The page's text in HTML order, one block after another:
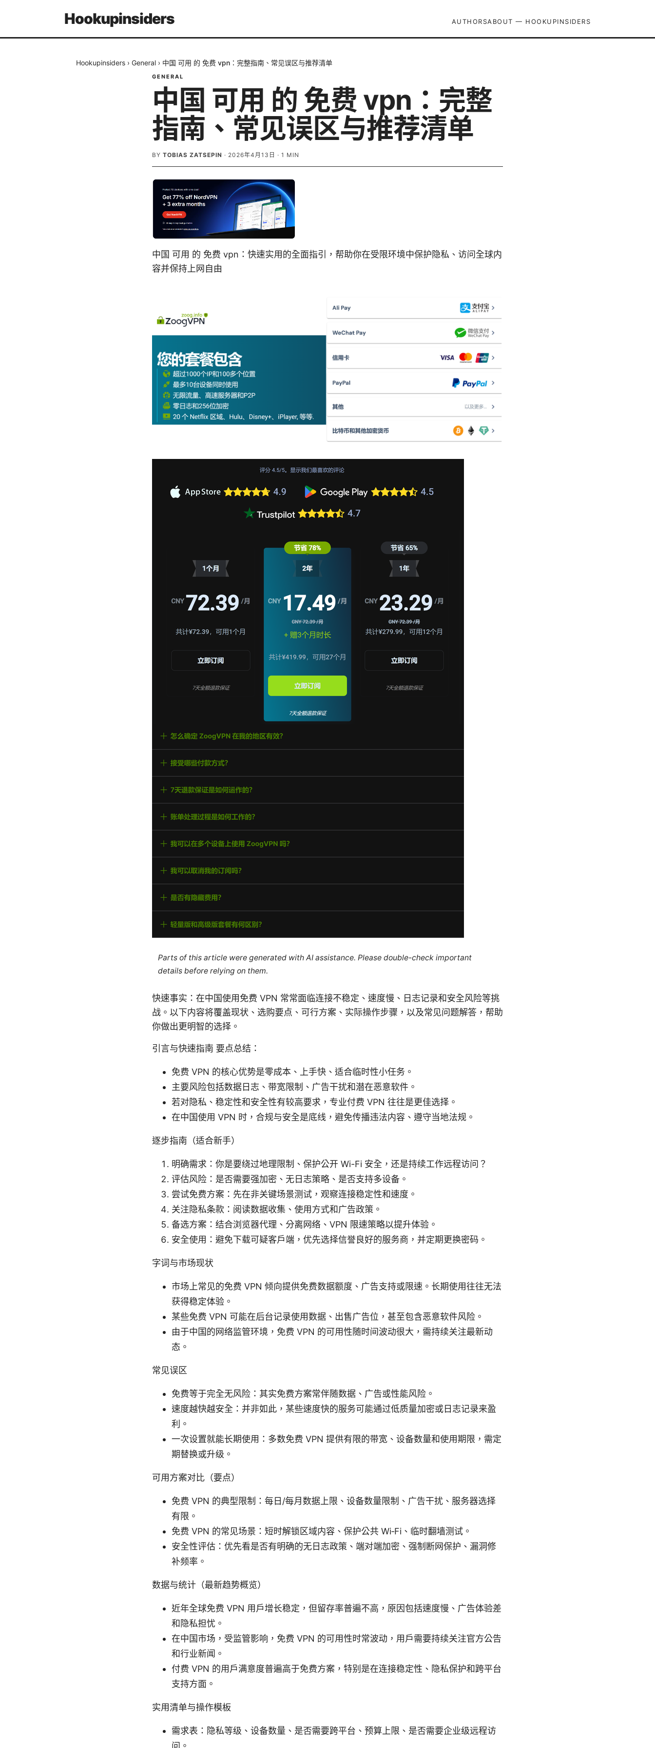
Hookupinsiders AUTHORSABOUT — HOOKUPINSIDERS
Hookupinsiders › General › 中国 可用 的 免费 vpn：完整指南、常见误区与推荐清单
GENERAL
中国 可用 的 免费 vpn：完整
指南、常见误区与推荐清单
BY TOBIAS ZATSEPIN · 2026年4月13日 · 1 MIN
中国 可用 的 免费 vpn：快速实用的全面指引，帮助你在受限环境中保护隐私、访问全球内
容并保持上网自由
Parts of this article were generated with AI assistance. Please double-check important
details before relying on them.
快速事实：在中国使用免费 VPN 常常面临连接不稳定、速度慢、日志记录和安全风险等挑
战。以下内容将覆盖现状、选购要点、可行方案、实际操作步骤，以及常见问题解答，帮助
你做出更明智的选择。
引言与快速指南 要点总结：
免费 VPN 的核心优势是零成本、上手快、适合临时性小任务。
主要风险包括数据日志、带宽限制、广告干扰和潜在恶意软件。
若对隐私、稳定性和安全性有较高要求，专业付费 VPN 往往是更佳选择。
在中国使用 VPN 时，合规与安全是底线，避免传播违法内容、遵守当地法规。
逐步指南（适合新手）
明确需求：你是要绕过地理限制、保护公开 Wi-Fi 安全，还是持续工作远程访问？
评估风险：是否需要强加密、无日志策略、是否支持多设备。
尝试免费方案：先在非关键场景测试，观察连接稳定性和速度。
关注隐私条款：阅读数据收集、使用方式和广告政策。
备选方案：结合浏览器代理、分离网络、VPN 限速策略以提升体验。
安全使用：避免下载可疑客户端，优先选择信誉良好的服务商，并定期更换密码。
字词与市场现状
市场上常见的免费 VPN 倾向提供免费数据额度、广告支持或限速。长期使用往往无法
获得稳定体验。
某些免费 VPN 可能在后台记录使用数据、出售广告位，甚至包含恶意软件风险。
由于中国的网络监管环境，免费 VPN 的可用性随时间波动很大，需持续关注最新动
态。
常见误区
免费等于完全无风险：其实免费方案常伴随数据、广告或性能风险。
速度越快越安全：并非如此，某些速度快的服务可能通过低质量加密或日志记录来盈
利。
一次设置就能长期使用：多数免费 VPN 提供有限的带宽、设备数量和使用期限，需定
期替换或升级。
可用方案对比（要点）
免费 VPN 的典型限制：每日/每月数据上限、设备数量限制、广告干扰、服务器选择
有限。
免费 VPN 的常见场景：短时解锁区域内容、保护公共 Wi‑Fi、临时翻墙测试。
安全性评估：优先看是否有明确的无日志政策、端对端加密、强制断网保护、漏洞修
补频率。
数据与统计（最新趋势概览）
近年全球免费 VPN 用户增长稳定，但留存率普遍不高，原因包括速度慢、广告体验差
和隐私担忧。
在中国市场，受监管影响，免费 VPN 的可用性时常波动，用户需要持续关注官方公告
和行业新闻。
付费 VPN 的用户满意度普遍高于免费方案，特别是在连接稳定性、隐私保护和跨平台
支持方面。
实用清单与操作模板
需求表：隐私等级、设备数量、是否需要跨平台、预算上限、是否需要企业级远程访
问。